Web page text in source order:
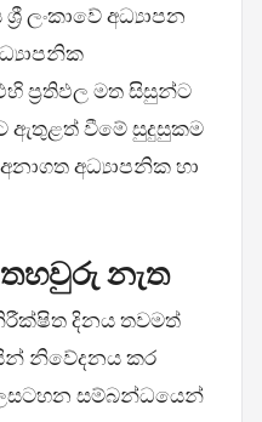
ලංකාවේ අධ්‍යාපන
ප්‍රතිඵල මත සිසුන්ට
ඇතුළත් වීමේ සුදුසුකම
අධ්‍යාපනික හා
නැත
දිනය තවමත්
නිවේදනය කර
සම්බන්ධයෙන්